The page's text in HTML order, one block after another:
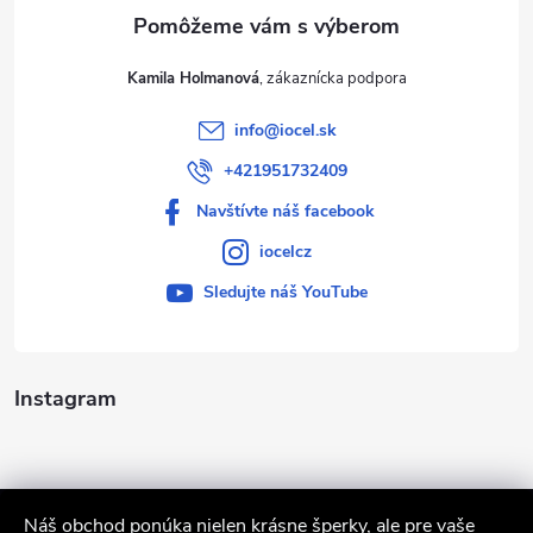
Náš obchod ponúka nielen krásne šperky, ale pre vaše
Instagram
Kamila Holmanová
info@iocel.sk
+421951732409
Navštívte náš facebook
iocelcz
Sledujte náš YouTube